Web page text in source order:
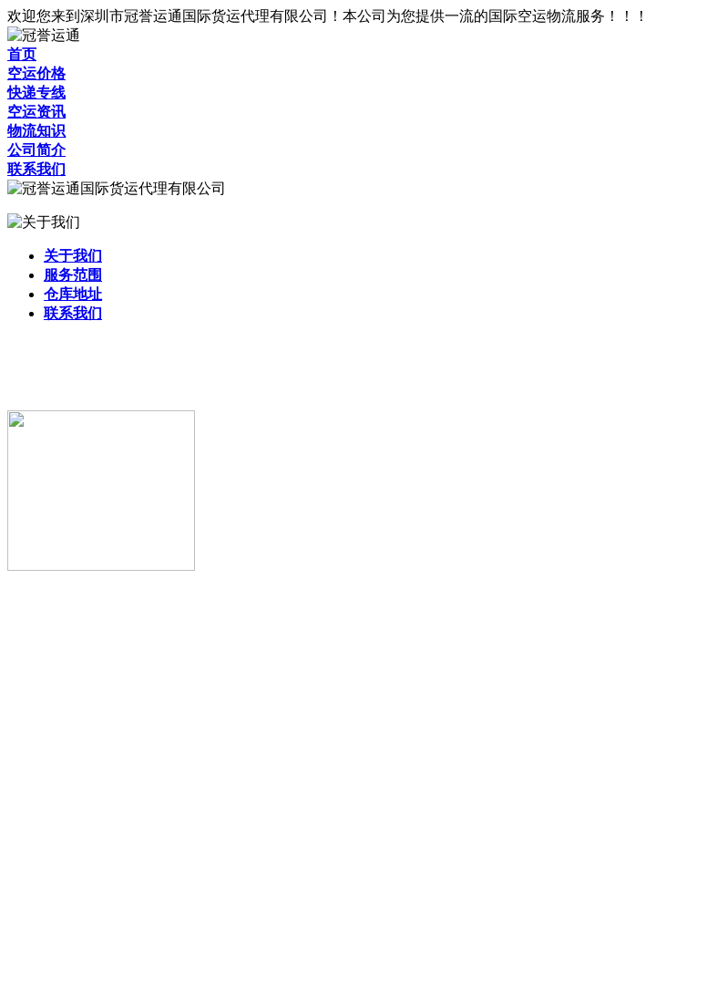
欢迎您来到深圳市冠誉运通国际货运代理有限公司！本公司为您提供一流的国际空运物流服务！！！
首页
空运价格
快递专线
空运资讯
物流知识
公司简介
联系我们
关于我们
服务范围
仓库地址
联系我们